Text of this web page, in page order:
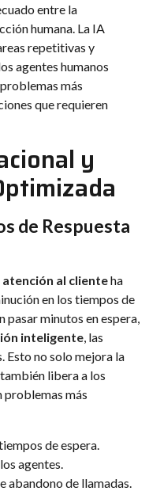
entre la
humana. La IA
repetitivas y
agentes humanos
más
que requieren
y
de Respuesta
atención al clienteha
en los tiempos de
pasar minutos en espera,
inteligente , las
Esto no solo mejora la
libera a los
problemas más
de espera.
agentes.
abandono de llamadas.